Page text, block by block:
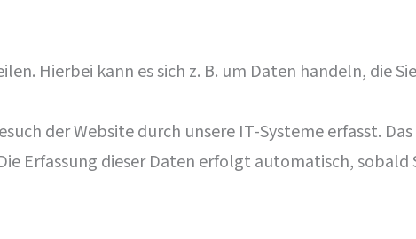
Hierbei kann es sich z. B. um Daten handeln, die
der Website durch unsere IT-Systeme erfasst.
Erfassung dieser Daten erfolgt automatisch, sobald